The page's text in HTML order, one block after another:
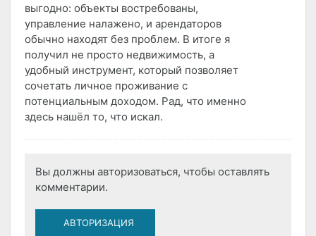
выгодно: объекты востребованы,
управление налажено, и арендаторов
обычно находят без проблем. В итоге я
получил не просто недвижимость, а
удобный инструмент, который позволяет
сочетать личное проживание с
потенциальным доходом. Рад, что именно
здесь нашёл то, что искал.
Вы должны авторизоваться, чтобы оставлять
комментарии.
АВТОРИЗАЦИЯ